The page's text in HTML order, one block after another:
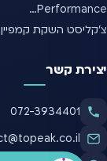
Performance…
צ'קליסט השקת קמפיין חדש: 20 דברים
יצירת קשר
072-3934401